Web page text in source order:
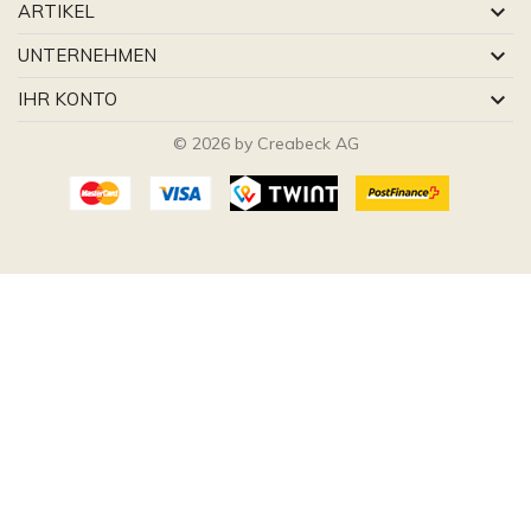
ARTIKEL 
UNTERNEHMEN 
IHR KONTO 
© 2026 by Creabeck AG